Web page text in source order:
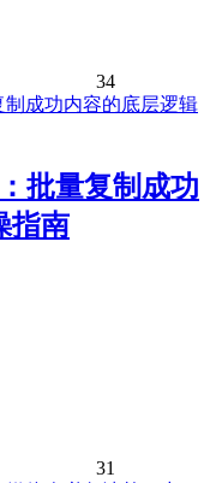
34
批量复制成功
指南
31